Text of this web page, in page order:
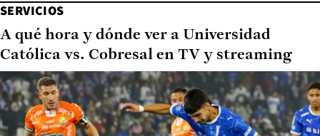
SERVICIOS
A qué hora y dónde ver a Universidad
Católica vs. Cobresal en TV y streaming